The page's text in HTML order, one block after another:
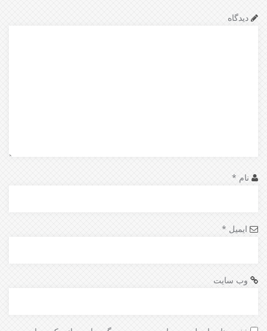
دیدگاه
نام *
ایمیل *
وب‌ سایت